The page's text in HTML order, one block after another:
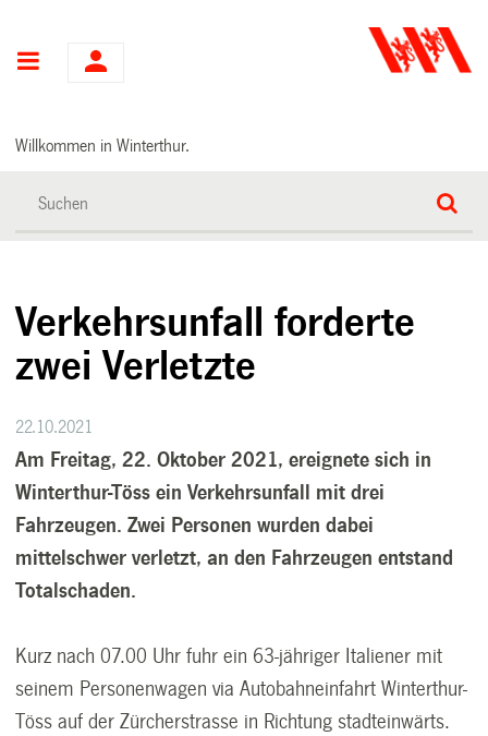
Hauptnavigation
Willkommen in Winterthur.
Verkehrsunfall forderte
zwei Verletzte
22.10.2021
Am Freitag, 22. Oktober 2021, ereignete sich in
Winterthur-Töss ein Verkehrsunfall mit drei
Fahrzeugen. Zwei Personen wurden dabei
mittelschwer verletzt, an den Fahrzeugen entstand
Totalschaden.
Kurz nach 07.00 Uhr fuhr ein 63-jähriger Italiener mit
seinem Personenwagen via Autobahneinfahrt Winterthur-
Töss auf der Zürcherstrasse in Richtung stadteinwärts.